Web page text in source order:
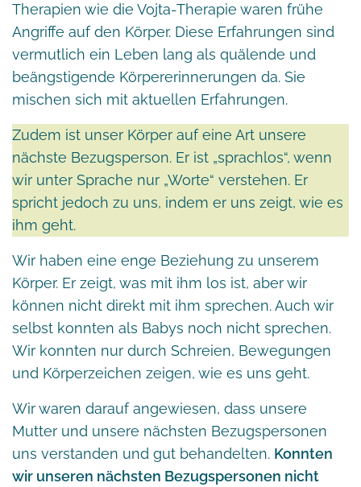
Therapien wie die Vojta-Therapie waren frühe
Angriffe auf den Körper. Diese Erfahrungen sind
vermutlich ein Leben lang als quälende und
beängstigende Körpererinnerungen da. Sie
mischen sich mit aktuellen Erfahrungen.
Zudem ist unser Körper auf eine Art unsere
nächste Bezugsperson. Er ist „sprachlos“, wenn
wir unter Sprache nur „Worte“ verstehen. Er
spricht jedoch zu uns, indem er uns zeigt, wie es
ihm geht.
Wir haben eine enge Beziehung zu unserem
Körper. Er zeigt, was mit ihm los ist, aber wir
können nicht direkt mit ihm sprechen. Auch wir
selbst konnten als Babys noch nicht sprechen.
Wir konnten nur durch Schreien, Bewegungen
und Körperzeichen zeigen, wie es uns geht.
Wir waren darauf angewiesen, dass unsere
Mutter und unsere nächsten Bezugspersonen
uns verstanden und gut behandelten. Konnten
wir unseren nächsten Bezugspersonen nicht